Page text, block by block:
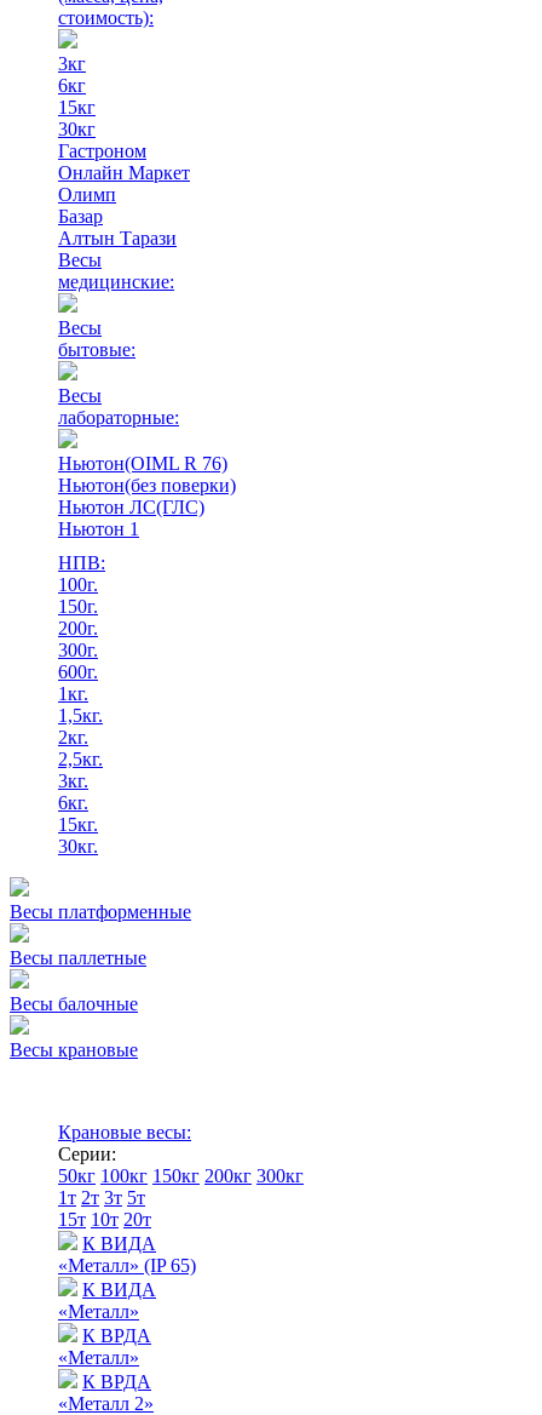
стоимость):
3кг
6кг
15кг
30кг
Гастроном
Онлайн Маркет
Олимп
Базар
Алтын Тарази
Весы
медицинские:
Весы
бытовые:
Весы
лабораторные:
Ньютон(OIML R 76)
Ньютон(без поверки)
Ньютон ЛС(ГЛС)
Ньютон 1
НПВ:
100г.
150г.
200г.
300г.
600г.
1кг.
1,5кг.
2кг.
2,5кг.
3кг.
6кг.
15кг.
30кг.
Весы платформенные
Весы паллетные
Весы балочные
Весы крановые
Крановые весы:
Серии:
50кг 100кг 150кг 200кг 300кг
1т 2т 3т 5т
15т 10т 20т
К ВИДА
«Металл» (IP 65)
К ВИДА
«Металл»
К ВРДА
«Металл»
К ВРДА
«Металл 2»